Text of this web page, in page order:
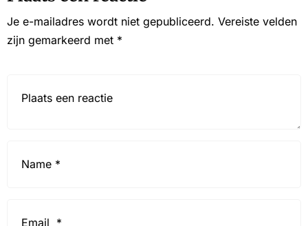
Je e-mailadres wordt niet gepubliceerd. Vereiste velden
zijn gemarkeerd met *